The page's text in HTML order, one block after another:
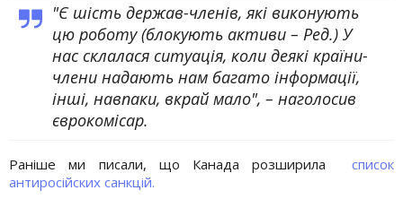
"Є шість держав-членів, які виконують
цю роботу (блокують активи – Ред.) У
нас склалася ситуація, коли деякі країни-
члени надають нам багато інформації,
інші, навпаки, вкрай мало", – наголосив
єврокомісар.
Раніше ми писали, що Канада розширила список
антиросійских санкцій.